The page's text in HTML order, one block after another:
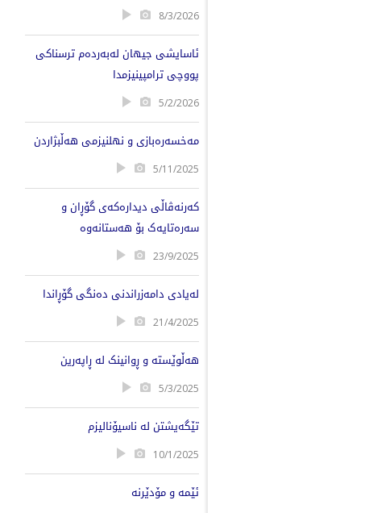
8/3/2026
ئاسایشی جیهان لەبەردەم ترسناکی
پووچی ترامپینیزمدا
5/2/2026
مەخسەرەبازی و نهلنیزمی هەڵبژاردن
5/11/2025
کەرنەڤاڵی دیدارەکەی گۆڕان و
سەرەتایەک بۆ هەستانەوە
23/9/2025
لەیادی دامەزراندنی دەنگی گۆڕاندا
21/4/2025
هەڵوێستە و ڕوانینک لە ڕاپەرین
5/3/2025
تێگەیشتن لە ناسیۆنالیزم
10/1/2025
ئێمە و مۆدێرنە